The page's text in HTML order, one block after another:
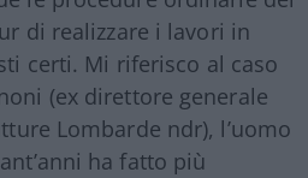
di realizzare i lavori in
certi. Mi riferisco al caso
(ex direttore generale
Lombarde ndr), l’uomo
ha fatto più